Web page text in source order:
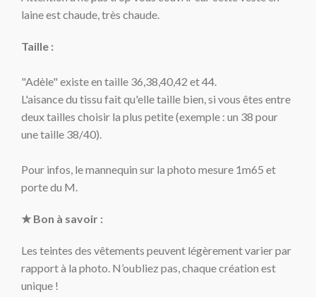
laine est chaude, très chaude.
Taille :
"Adèle" existe en taille 36,38,40,42 et 44.
L'aisance du tissu fait qu'elle taille bien, si vous êtes entre
deux tailles choisir la plus petite (exemple : un 38 pour
une taille 38/40).
Pour infos, le mannequin sur la photo mesure 1m65 et
porte du M.
★ Bon à savoir :
Les teintes des vêtements peuvent légèrement varier par
rapport à la photo. N’oubliez pas, chaque création est
unique !